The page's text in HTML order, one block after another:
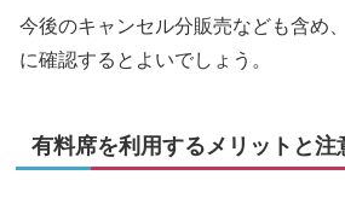
今後のキャンセル分販売なども含め
に確認するとよいでしょう。
有料席を利用するメリットと注